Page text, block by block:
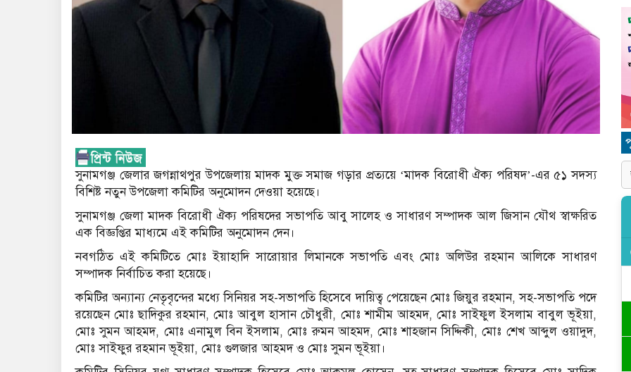
সুনামগঞ্জ জেলার জগন্নাথপুর উপজেলায় মাদক মুক্ত সমাজ গড়ার প্রত্যয়ে ‘মাদক বিরোধী ঐক্য পরিষদ’-এর ৫১ সদস্য
বিশিষ্ট নতুন উপজেলা কমিটির অনুমোদন দেওয়া হয়েছে।
সুনামগঞ্জ জেলা মাদক বিরোধী ঐক্য পরিষদের সভাপতি আবু সালেহ ও সাধারণ সম্পাদক আল জিসান যৌথ স্বাক্ষরিত
এক বিজ্ঞপ্তির মাধ্যমে এই কমিটির অনুমোদন দেন।
নবগঠিত এই কমিটিতে মোঃ ইয়াহাদি সারোয়ার লিমানকে সভাপতি এবং মোঃ অলিউর রহমান আলিকে সাধারণ
সম্পাদক নির্বাচিত করা হয়েছে।
কমিটির অন্যান্য নেতৃবৃন্দের মধ্যে সিনিয়র সহ-সভাপতি হিসেবে দায়িত্ব পেয়েছেন মোঃ জিয়ুর রহমান, সহ-সভাপতি পদে
রয়েছেন মোঃ ছাদিকুর রহমান, মোঃ আবুল হাসান চৌধুরী, মোঃ শামীম আহমদ, মোঃ সাইফুল ইসলাম বাবুল ভূইয়া,
মোঃ সুমন আহমদ, মোঃ এনামুল বিন ইসলাম, মোঃ রুমন আহমদ, মোঃ শাহজান সিদ্দিকী, মোঃ শেখ আব্দুল ওয়াদুদ,
মোঃ সাইফুর রহমান ভূইয়া, মোঃ গুলজার আহমদ ও মোঃ সুমন ভূইয়া।